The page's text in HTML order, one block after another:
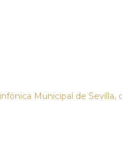
Municipal de